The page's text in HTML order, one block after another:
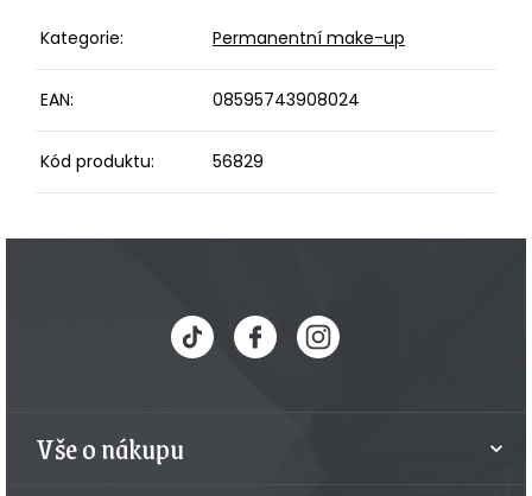
Kategorie: Permanentní make-up
EAN: 08595743908024
Kód produktu: 56829
Vše o nákupu